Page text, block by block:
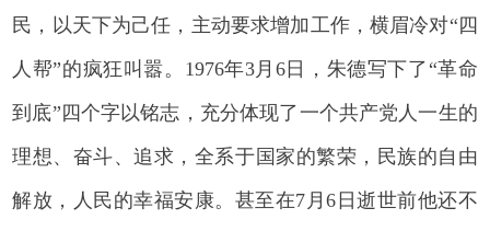
民，以天下为己任，主动要求增加工作，横眉冷对“四
人帮”的疯狂叫嚣。1976年3月6日，朱德写下了“革命
到底”四个字以铭志，充分体现了一个共产党人一生的
理想、奋斗、追求，全系于国家的繁荣，民族的自由
解放，人民的幸福安康。甚至在7月6日逝世前他还不